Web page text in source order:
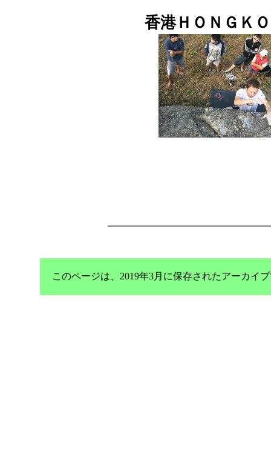
香港ＨＯＮＧＫ
このページは、2019年3月に保存されたアーカイ